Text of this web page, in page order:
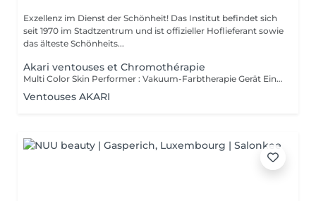
Exzellenz im Dienst der Schönheit! Das Institut befindet sich
seit 1970 im Stadtzentrum und ist offizieller Hoflieferant sowie
das älteste Schönheits...
Akari ventouses et Chromothérapie
Multi Color Skin Performer : Vakuum-Farbtherapie Gerät Ein Vakuumgerät komplettiert mit 21 Farben (akari-Farbschiene). VORTEIL Durch das Vakuum, das drucklose Hochheben, werden die Durchblutung und die Lymphe gleichermaßen stimuliert und angeregt. Dieses Vakuum ist konstant, feinst ausgesteuert und regulierbar. Es verfügt über einen sanften Zug. Das bedeutet, dass es auch auf empfindlichsten Zonen einsetzbar ist Narben, Augenzone, Lippen, Schmerzbereiche MÖGLICHE EINSATZBEREICHE IN DER KOSMETIK Zur Straffung und Reduktion Gesicht (Augen- und Lippenfältchen) Hals und Dekolleté Oberarme Bauch Hüfte Cellulite IN DER MASSAGE - mehr lesen Zur Vor- und Nachbehandlung Zum Lösen und Durchbluten von verspanntem und schlecht versorgtem Gewebe. Fußreflexmassage Bindegewebsmassage Lymphdrainage Meridianausgleich Bei Sportverletzungen Bei Gelenksbeschwerden Ergänzend zu Dorn-Breuss-Maßnahmen Zur Nachbehandlung von Gesichts-OPs Als Option gibt es auch die Möglichkeit mit einer Bergkristallpyramide Farbpunktur zu machen.
Ventouses AKARI